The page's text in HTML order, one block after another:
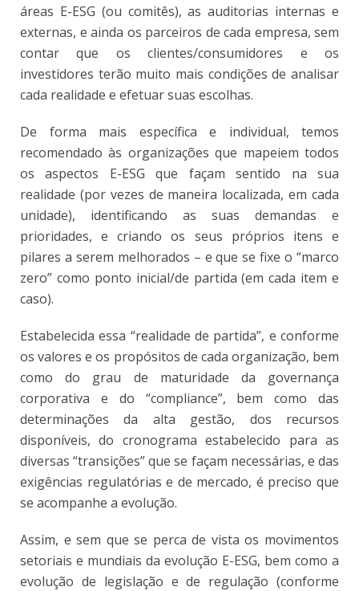
áreas E-ESG (ou comitês), as auditorias internas e
externas, e ainda os parceiros de cada empresa, sem
contar que os clientes/consumidores e os
investidores terão muito mais condições de analisar
cada realidade e efetuar suas escolhas.
De forma mais específica e individual, temos
recomendado às organizações que mapeiem todos
os aspectos E-ESG que façam sentido na sua
realidade (por vezes de maneira localizada, em cada
unidade), identificando as suas demandas e
prioridades, e criando os seus próprios itens e
pilares a serem melhorados – e que se fixe o “marco
zero” como ponto inicial/de partida (em cada item e
caso).
Estabelecida essa “realidade de partida”, e conforme
os valores e os propósitos de cada organização, bem
como do grau de maturidade da governança
corporativa e do “compliance”, bem como das
determinações da alta gestão, dos recursos
disponíveis, do cronograma estabelecido para as
diversas “transições” que se façam necessárias, e das
exigências regulatórias e de mercado, é preciso que
se acompanhe a evolução.
Assim, e sem que se perca de vista os movimentos
setoriais e mundiais da evolução E-ESG, bem como a
evolução de legislação e de regulação (conforme